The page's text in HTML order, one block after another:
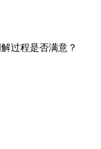
过程是否满意？